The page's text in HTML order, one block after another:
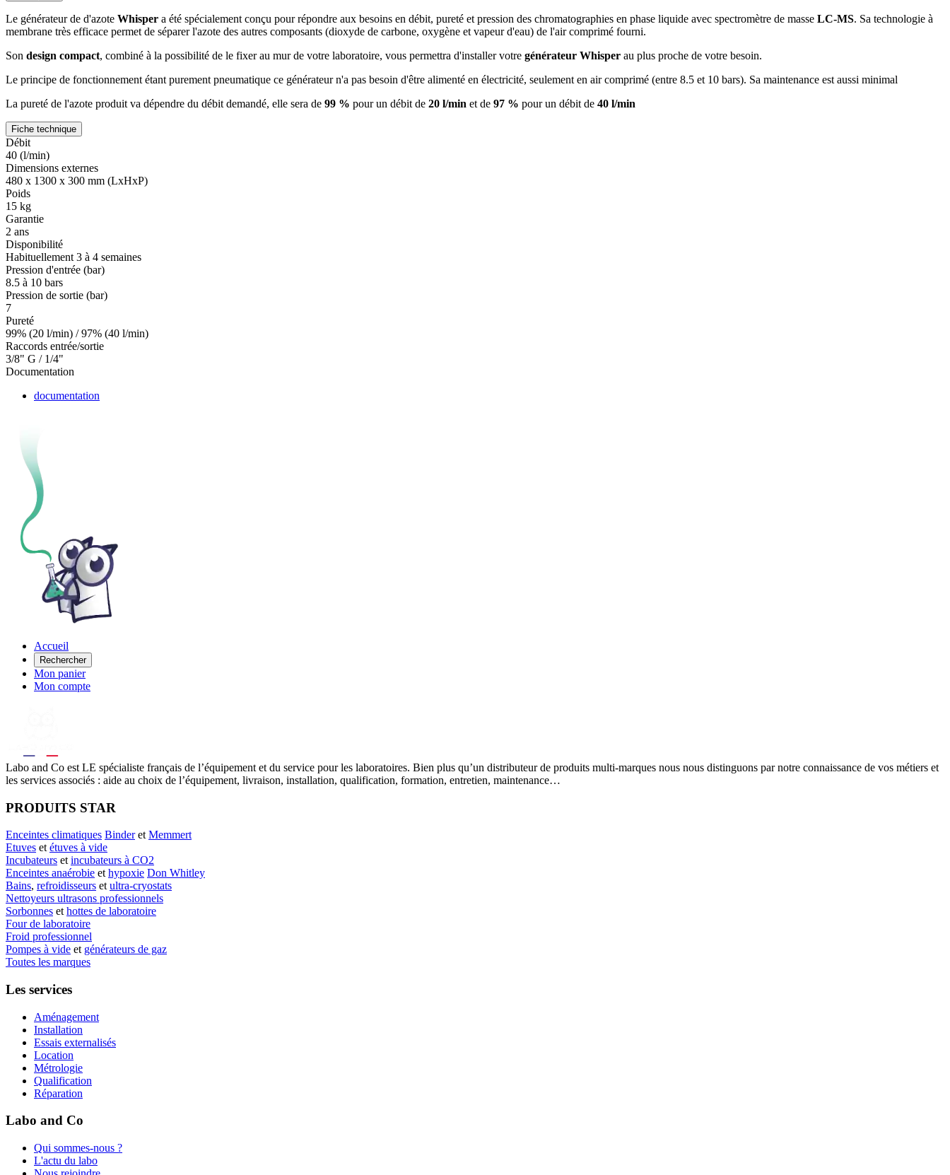
Le générateur de d'azote Whisper a été spécialement conçu pour répondre aux besoins en débit, pureté et pression des chromatographies en phase liquide avec spectromètre de masse LC-MS. Sa technologie à
membrane très efficace permet de séparer l'azote des autres composants (dioxyde de carbone, oxygène et vapeur d'eau) de l'air comprimé fourni.
Son design compact, combiné à la possibilité de le fixer au mur de votre laboratoire, vous permettra d'installer votre générateur Whisper au plus proche de votre besoin.
Le principe de fonctionnement étant purement pneumatique ce générateur n'a pas besoin d'être alimenté en électricité, seulement en air comprimé (entre 8.5 et 10 bars). Sa maintenance est aussi minimal
La pureté de l'azote produit va dépendre du débit demandé, elle sera de 99 % pour un débit de 20 l/min et de 97 % pour un débit de 40 l/min
Fiche technique
Débit
40 (l/min)
Dimensions externes
480 x 1300 x 300 mm (LxHxP)
Poids
15 kg
Garantie
2 ans
Disponibilité
Habituellement 3 à 4 semaines
Pression d'entrée (bar)
8.5 à 10 bars
Pression de sortie (bar)
7
Pureté
99% (20 l/min) / 97% (40 l/min)
Raccords entrée/sortie
3/8" G / 1/4"
Documentation
documentation
Accueil
Rechercher
Mon panier
Mon compte
Labo and Co est LE spécialiste français de l’équipement et du service pour les laboratoires. Bien plus qu’un distributeur de produits multi-marques nous nous distinguons par notre connaissance de vos métiers et
les services associés : aide au choix de l’équipement, livraison, installation, qualification, formation, entretien, maintenance…
PRODUITS STAR
Enceintes climatiques Binderet Memmert
Etuves et étuves à vide
Incubateurs et incubateurs à CO2
Enceintes anaérobie et hypoxie Don Whitley
Bains, refroidisseurs et ultra-cryostats
Nettoyeurs ultrasons professionnels
Sorbonnes et hottes de laboratoire
Four de laboratoire
Froid professionnel
Pompes à vide et générateurs de gaz
Toutes les marques
Les services
Aménagement
Installation
Essais externalisés
Location
Métrologie
Qualification
Réparation
Labo and Co
Qui sommes-nous ?
L'actu du labo